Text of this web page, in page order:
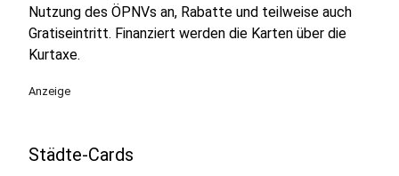
Nutzung des ÖPNVs an, Rabatte und teilweise auch
Gratiseintritt. Finanziert werden die Karten über die
Kurtaxe.
Anzeige
Städte-Cards